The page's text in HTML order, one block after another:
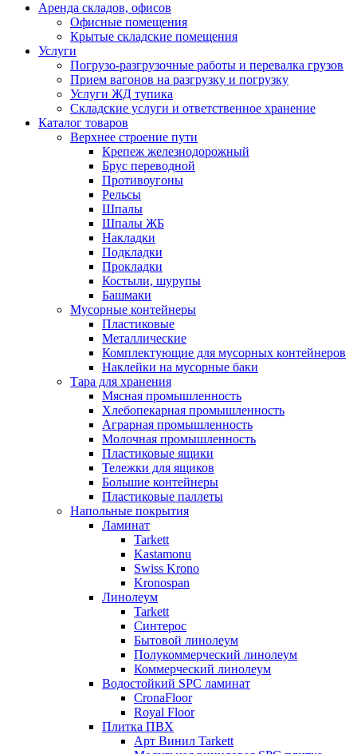
Аренда складов, офисов
Офисные помещения
Крытые складские помещения
Услуги
Погрузо-разгрузочные работы и перевалка грузов
Прием вагонов на разгрузку и погрузку
Услуги ЖД тупика
Складские услуги и ответственное хранение
Каталог товаров
Верхнее строение пути
Крепеж железнодорожный
Брус переводной
Противоугоны
Рельсы
Шпалы
Шпалы ЖБ
Накладки
Подкладки
Прокладки
Костыли, шурупы
Башмаки
Мусорные контейнеры
Пластиковые
Металлические
Комплектующие для мусорных контейнеров
Наклейки на мусорные баки
Тара для хранения
Мясная промышленность
Хлебопекарная промышленность
Аграрная промышленность
Молочная промышленность
Пластиковые ящики
Тележки для ящиков
Большие контейнеры
Пластиковые паллеты
Напольные покрытия
Ламинат
Tarkett
Kastamonu
Swiss Krono
Kronospan
Линолеум
Tarkett
Синтерос
Бытовой линолеум
Полукоммерческий линолеум
Коммерческий линолеум
Водостойкий SPC ламинат
CronaFloor
Royal Floor
Плитка ПВХ
Арт Винил Tarkett